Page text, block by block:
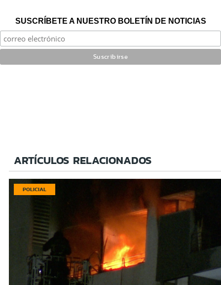
SUSCRÍBETE A NUESTRO BOLETÍN DE NOTICIAS
ARTÍCULOS RELACIONADOS
POLICIAL